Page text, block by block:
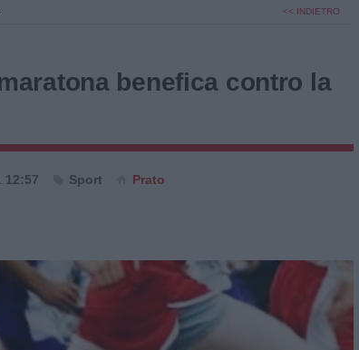
<< INDIETRO
benefica contro la
12:57 Sport Prato